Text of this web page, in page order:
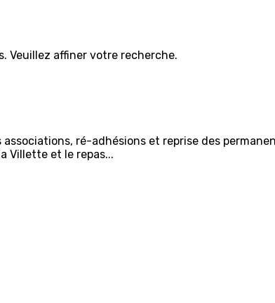
Veuillez affiner votre recherche.
ré-adhésions et reprise des
Villette et le repas...